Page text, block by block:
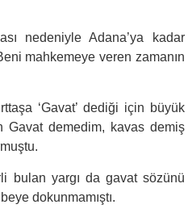
nedeniyle Adana’ya kadar
mahkemeye veren zamanın
‘Gavat’ dediği için büyük
Gavat demedim, kavas demiş
bulan yargı da gavat sözünü
dokunmamıştı.